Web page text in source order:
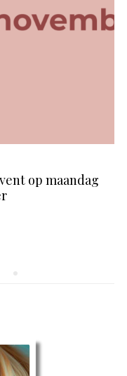
op maandag